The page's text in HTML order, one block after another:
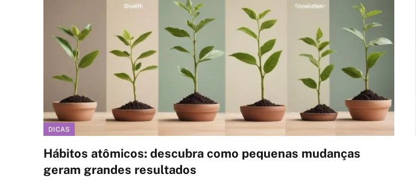
DICAS
Hábitos atômicos: descubra como pequenas mudanças
geram grandes resultados